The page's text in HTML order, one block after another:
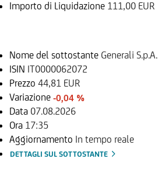
Importo di Liquidazione 111,00 EUR
Nome del sottostante Generali S.p.A.
ISIN IT0000062072
Prezzo 44,81 EUR
Variazione -0,04 %
Data 07.08.2026
Ora 17:35
Aggiornamento In tempo reale
DETTAGLI SUL SOTTOSTANTE